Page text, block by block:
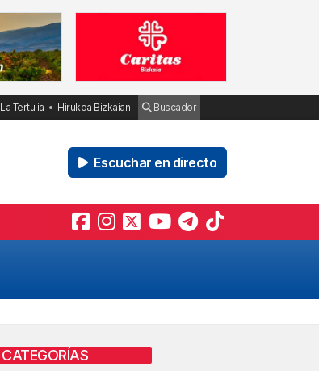
La Tertulia Hirukoa Bizkaian Buscador
Escuchar en directo
CATEGORÍAS